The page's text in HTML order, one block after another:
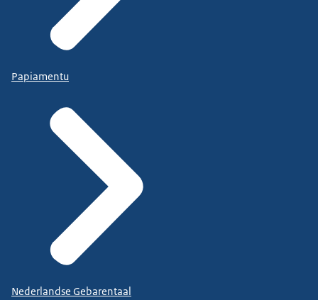
Papiamentu
Nederlandse Gebarentaal